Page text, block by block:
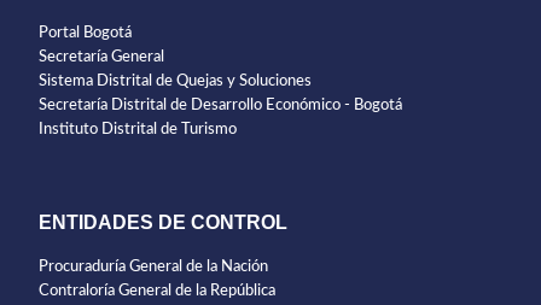
Portal Bogotá
Secretaría General
Sistema Distrital de Quejas y Soluciones
Secretaría Distrital de Desarrollo Económico - Bogotá
Instituto Distrital de Turismo
ENTIDADES DE CONTROL
Procuraduría General de la Nación
Contraloría General de la República